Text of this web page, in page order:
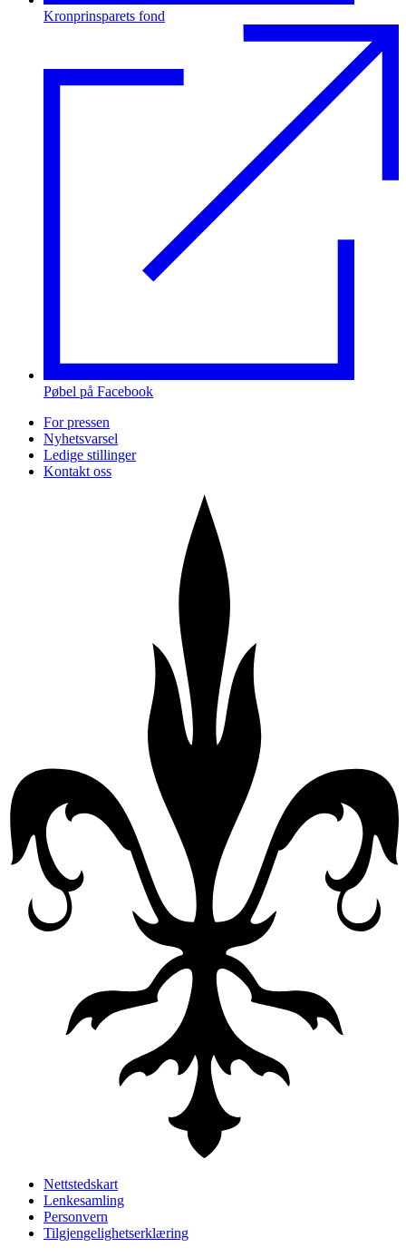
Kronprinsparets fond
Pøbel på Facebook
For pressen
Nyhetsvarsel
Ledige stillinger
Kontakt oss
Nettstedskart
Lenkesamling
Personvern
Tilgjengelighetserklæring